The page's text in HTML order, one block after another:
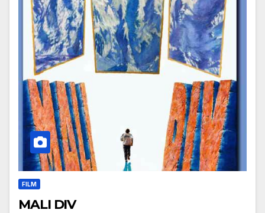
FILM
MALI DIV